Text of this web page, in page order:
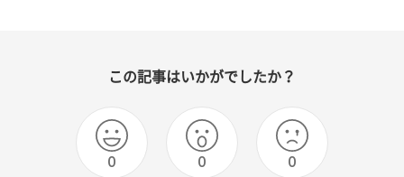
この記事はいかがでしたか？
0 0 0